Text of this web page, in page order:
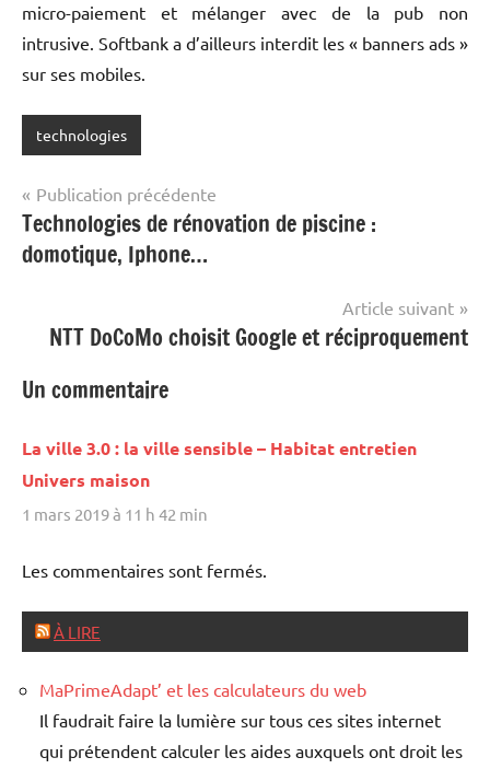
micro-paiement et mélanger avec de la pub non
intrusive. Softbank a d’ailleurs interdit les « banners ads »
sur ses mobiles.
technologies
Navigation
de
l’article
Publication précédente
Technologies de rénovation de piscine :
domotique, Iphone…
Article suivant
NTT DoCoMo choisit Google et réciproquement
Un commentaire
La ville 3.0 : la ville sensible – Habitat entretien
Univers maison
1 mars 2019 à 11 h 42 min
Les commentaires sont fermés.
À LIRE
MaPrimeAdapt’ et les calculateurs du web
Il faudrait faire la lumière sur tous ces sites internet
qui prétendent calculer les aides auxquels ont droit les